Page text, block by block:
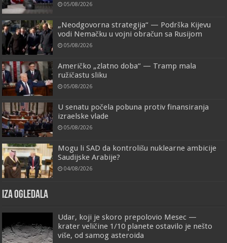
05/08/2026
„Neodgovorna strategija“ — Podrška Kijevu
vodi Nemačku u vojni obračun sa Rusijom
05/08/2026
Američko „zlatno doba“ — Tramp mala
ružičastu sliku
05/08/2026
U senatu počela pobuna protiv finansiranja
izraelske vlade
05/08/2026
Mogu li SAD da kontrolišu nuklearne ambicije
Saudijske Arabije?
04/08/2026
IZA OGLEDALA
Udar, koji je skoro prepolovio Mesec —
krater veličine 1/10 planete ostavilo je nešto
više, od samog asteroida